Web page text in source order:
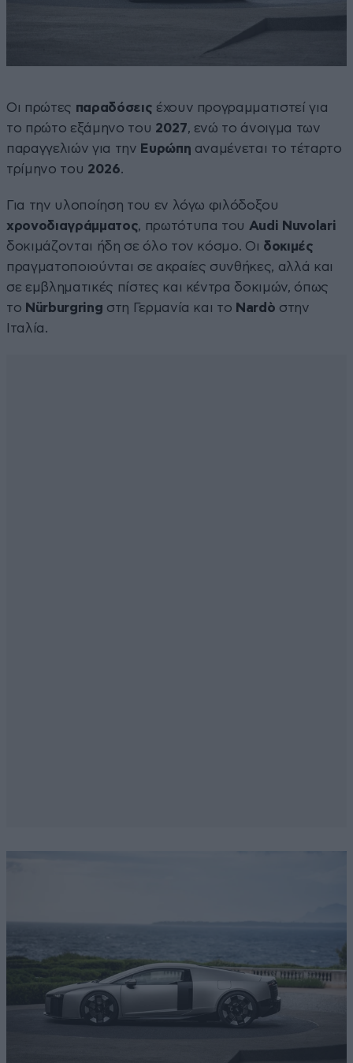
Οι πρώτες παραδόσεις έχουν προγραμματιστεί για
το πρώτο εξάμηνο του 2027, ενώ το άνοιγμα των
παραγγελιών για την Ευρώπη αναμένεται το τέταρτο
τρίμηνο του 2026.
Για την υλοποίηση του εν λόγω φιλόδοξου
χρονοδιαγράμματος, πρωτότυπα του Audi Nuvolari
δοκιμάζονται ήδη σε όλο τον κόσμο. Οι δοκιμές
πραγματοποιούνται σε ακραίες συνθήκες, αλλά και
σε εμβληματικές πίστες και κέντρα δοκιμών, όπως
το Nürburgring στη Γερμανία και το Nardò στην
Ιταλία.